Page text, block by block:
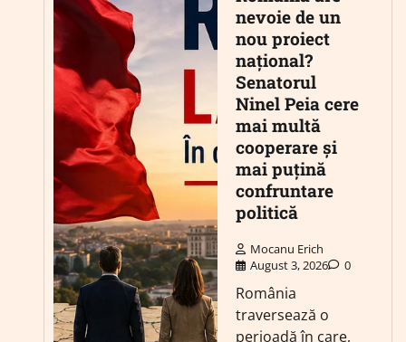
nevoie de un
nou proiect
național?
Senatorul
Ninel Peia cere
mai multă
cooperare și
mai puțină
confruntare
politică
Mocanu Erich
August 3, 2026
0
România
traversează o
perioadă în care,